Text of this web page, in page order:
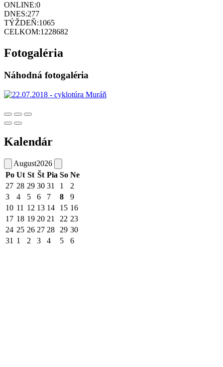
ONLINE:0
DNES:277
TÝŽDEŇ:1065
CELKOM:1228682
Fotogaléria
Náhodná fotogaléria
Kalendár
August2026
Po Ut St Št Pia So Ne
27 28 29 30 31 1
2
3
4 5 6 7 8
9
10 11 12 13 14 15 16
17 18 19 20 21 22 23
24 25 26 27 28 29 30
31 1 2 3 4 5 6